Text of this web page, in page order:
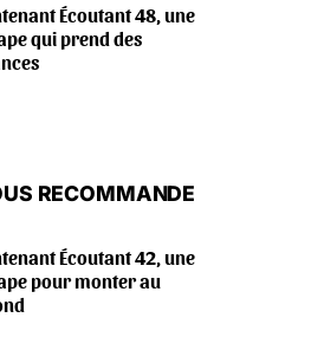
Écoutant 48, une
qui prend des
RECOMMANDE
Écoutant 42, une
pour monter au